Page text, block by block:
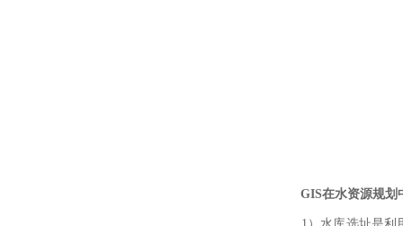
GIS在水资源规划